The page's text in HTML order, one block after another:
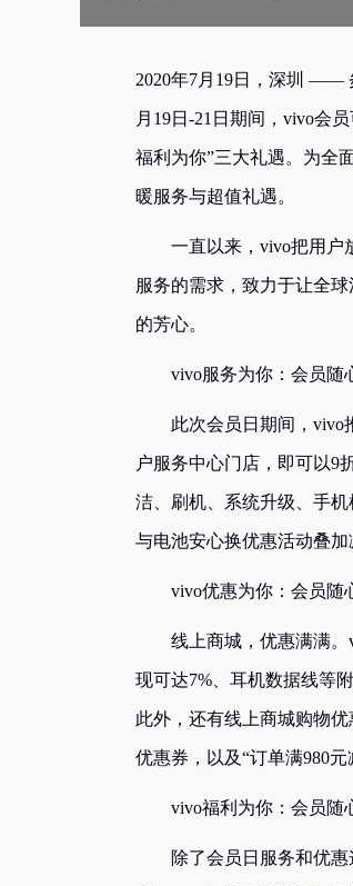
2020年7月19日，深圳 ——
月19日-21日期间，vivo会
福利为你”三大礼遇。为全
暖服务与超值礼遇。
一直以来，vivo把用户放
服务的需求，致力于让全
的芳心。
vivo服务为你：会员随
此次会员日期间，vivo推
户服务中心门店，即可以9
洁、刷机、系统升级、手
与电池安心换优惠活动叠加
vivo优惠为你：会员随
线上商城，优惠满满。
现可达7%、耳机数据线等
此外，还有线上商城购物
优惠券，以及“订单满980元
vivo福利为你：会员随
除了会员日服务和优惠